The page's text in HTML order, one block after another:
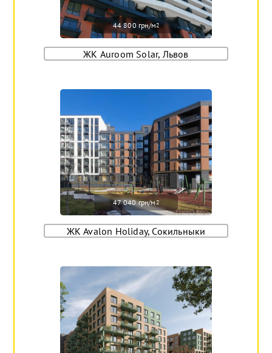
44 800 грн/м2
ЖК Auroom Solar, Львов
47 040 грн/м2
ЖК Avalon Holiday, Сокильныки